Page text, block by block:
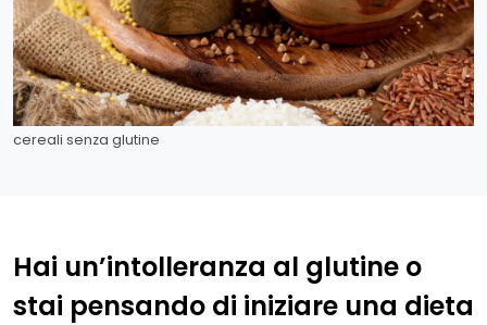
cereali senza glutine
Hai un’intolleranza al glutine o
stai pensando di iniziare una dieta